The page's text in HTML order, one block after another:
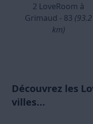
2 LoveRoom à
Grimaud - 83 (93.2
km)
Découvrez les
villes...